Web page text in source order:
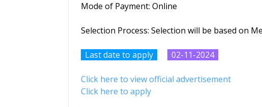
Mode of Payment: Online
Selection Process: Selection will be based on
Last date to apply 02-11-2024
Click here to view official advertisement
Click here to apply